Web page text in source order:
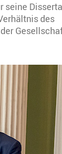
seine
des